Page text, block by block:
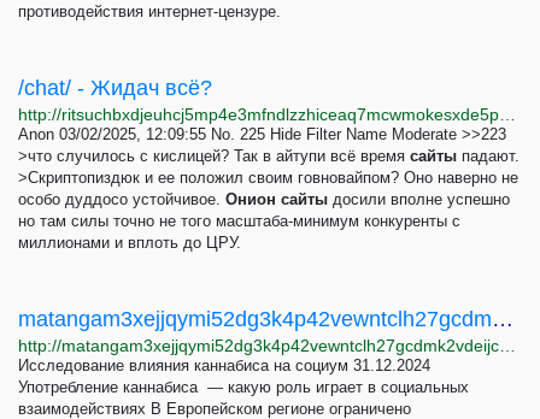
противодействия интернет-цензуре.
/chat/ - Жидач всё?
Anon 03/02/2025, 12:09:55 No. 225 Hide Filter Name Moderate >>223
>что случилось с кислицей? Так в айтупи всё время сайты падают.
>Скриптопиздюк и ее положил своим говновайпом? Оно наверно не
особо дуддосо устойчивое. Онион сайты досили вполне успешно
но там силы точно не того масштаба-минимум конкуренты с
миллионами и вплоть до ЦРУ.
matangam3xejjqymi52dg3k4p42vewntclh27gcdmk2vdeijcgsti4ad.onion | Новость - ФАЙКОВЫЕ САЙТЫ И...
Исследование влияния каннабиса на социум 31.12.2024
Употребление каннабиса — какую роль играет в социальных
взаимодействиях В Европейском регионе ограничено